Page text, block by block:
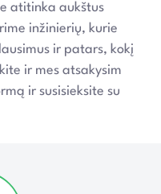
atitinka aukštus
inžinierių, kurie
ir patars, kokį
ir mes atsakysim
ir susisieksite su